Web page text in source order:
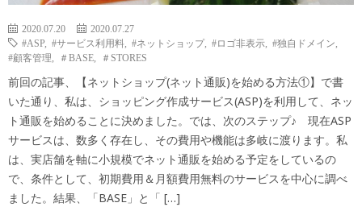
2020.07.20
2020.07.27
#ASP
#サービス利用料 #ネットショップ, #ロゴ非表示 #独自ドメイン
#顧客管理
＃BASE ＃STORES
前回の記事、【ネットショップ(ネット通販)を始める方法①】で書
いた通り、私は、ショッピング作成サービス(ASP)を利用して、ネッ
ト通販を始めることに決めました。では、次のステップ♪ 現在ASP
サービスは、数多く存在し、その費用や機能は多岐に渡ります。私
は、実店舗を軸に小規模でネット通販を始める予定をしているの
で、条件として、初期費用＆月額費用無料のサービスを中心に調べ
ました。結果、「BASE」と「 […]